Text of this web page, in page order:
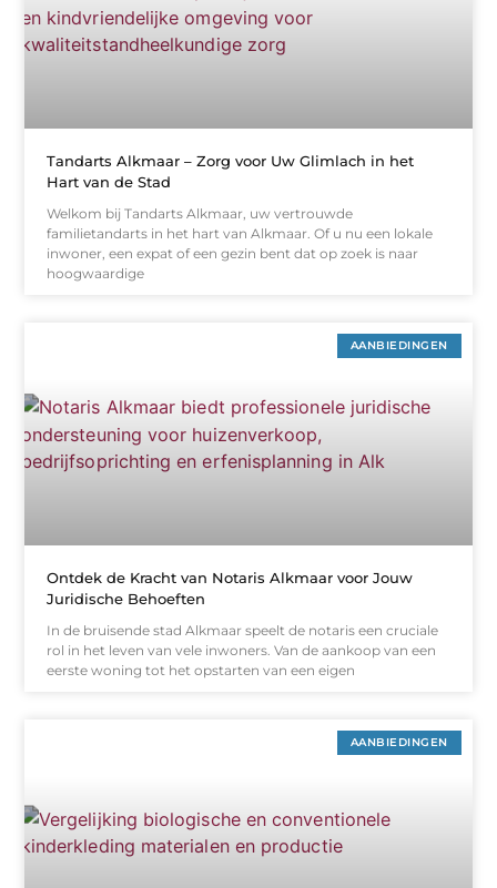
Tandarts Alkmaar – Zorg voor Uw Glimlach in het
Hart van de Stad
Welkom bij Tandarts Alkmaar, uw vertrouwde
familietandarts in het hart van Alkmaar. Of u nu een lokale
inwoner, een expat of een gezin bent dat op zoek is naar
hoogwaardige
AANBIEDINGEN
Ontdek de Kracht van Notaris Alkmaar voor Jouw
Juridische Behoeften
In de bruisende stad Alkmaar speelt de notaris een cruciale
rol in het leven van vele inwoners. Van de aankoop van een
eerste woning tot het opstarten van een eigen
AANBIEDINGEN